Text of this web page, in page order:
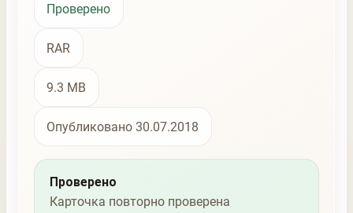
Проверено
RAR
9.3 MB
Опубликовано 30.07.2018
Проверено
Карточка повторно проверена